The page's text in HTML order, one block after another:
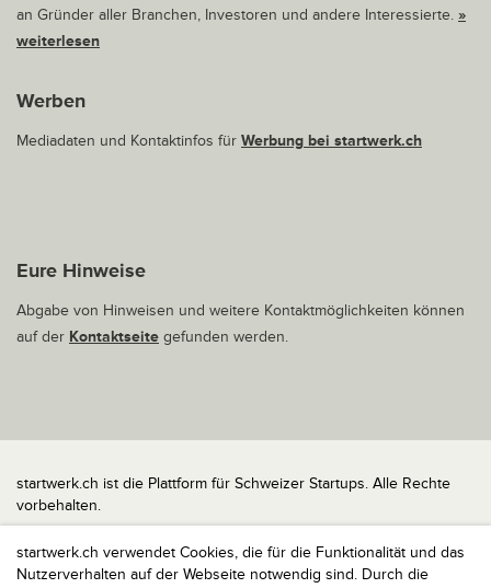
startwerk.ch verwendet Cookies, die für die Funktionalität und das
Nutzerverhalten auf der Webseite notwendig sind. Durch die
an Gründer aller Branchen, Investoren und andere Interessierte. »
weiterlesen
Werben
Mediadaten und Kontaktinfos für Werbung bei startwerk.ch
Eure Hinweise
Abgabe von Hinweisen und weitere Kontaktmöglichkeiten können
auf der Kontaktseite gefunden werden.
startwerk.ch ist die Plattform für Schweizer Startups. Alle Rechte
vorbehalten.
Impressum
Kontakt